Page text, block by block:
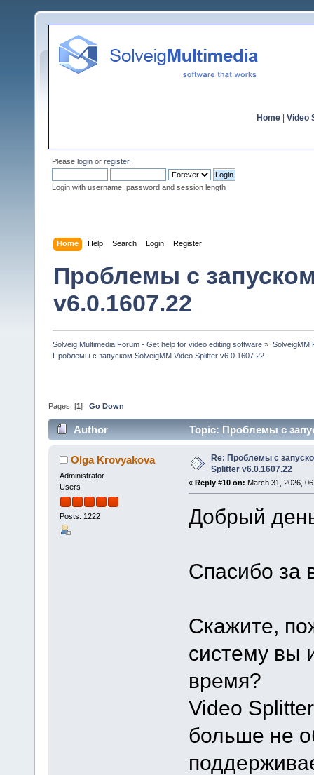
Home Video
Please login or register.
Login with username, password and session length
Home Help Search Login Register
Проблемы с
v6.0.1607.22
Solveig Multimedia Forum - Get help for video editing software » SolveigMM
Проблемы с запуском SolveigMM Video Splitter v6.0.1607.22
Pages: [1 ] Go Down
Author Topic: Проблемы с
Olga Krovyakova
Administrator
Users
Posts: 1222
Re: Проблемы с
Splitter v6.0.1607.22
« Reply #10 on: March 31, 2026,
Добрый
Спасибо за
Скажите,
систему вы
время?
Video
больше не